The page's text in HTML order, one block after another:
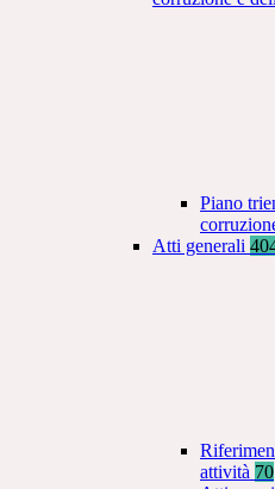
Piano
Atti generali
attività 70